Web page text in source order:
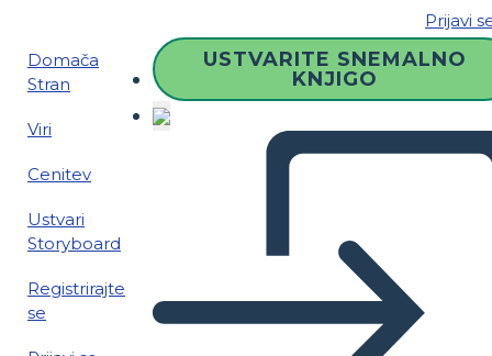
Prijavi
Domača
Stran
Viri
Cenitev
Ustvari
Storyboard
Registrirajte
se
USTVARITE SNEMALNO
KNJIGO